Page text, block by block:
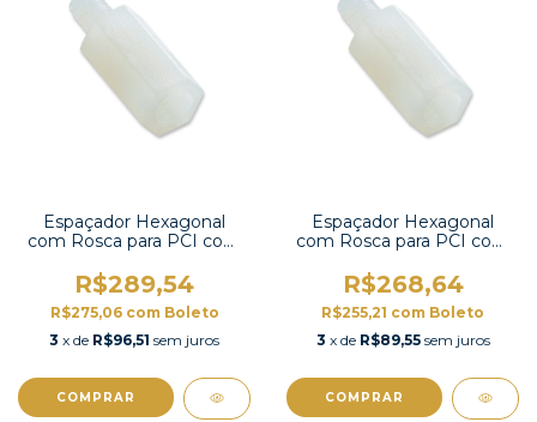
Espaçador Hexagonal
com Rosca para PCI com
R$289,54
R$275,06 com Boleto
3 x de R$96,51 sem juros
COMPRAR
Espaçador Hexagonal
com Rosca para PCI com
R$268,64
R$255,21 com Boleto
3 x de R$89,55 sem juros
COMPRAR